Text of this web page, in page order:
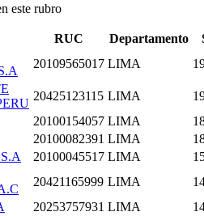
este rubro
RUC Departamento
20109565017 LIMA
20425123115 LIMA
20100154057 LIMA
20100082391 LIMA
20100045517 LIMA
20421165999 LIMA
20253757931 LIMA